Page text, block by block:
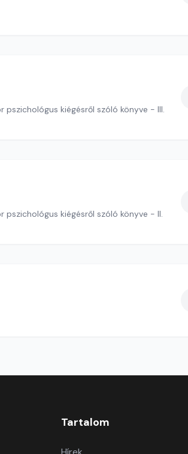
kiégésről szóló könyve - III.
pszichológus kiégésről szóló könyve - II.
Tartalom